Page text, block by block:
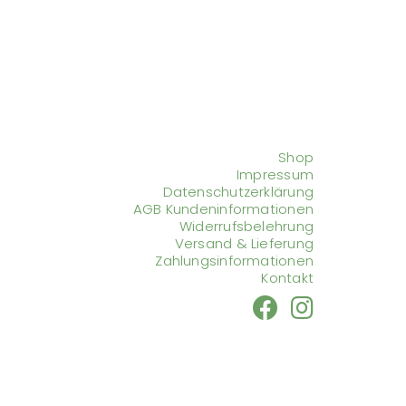
Shop
Impressum
Datenschutzerklärung
AGB Kundeninformationen
Widerrufsbelehrung
Versand & Lieferung
Zahlungsinformationen
Kontakt